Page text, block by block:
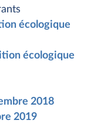
écologique
écologique
2018
2019